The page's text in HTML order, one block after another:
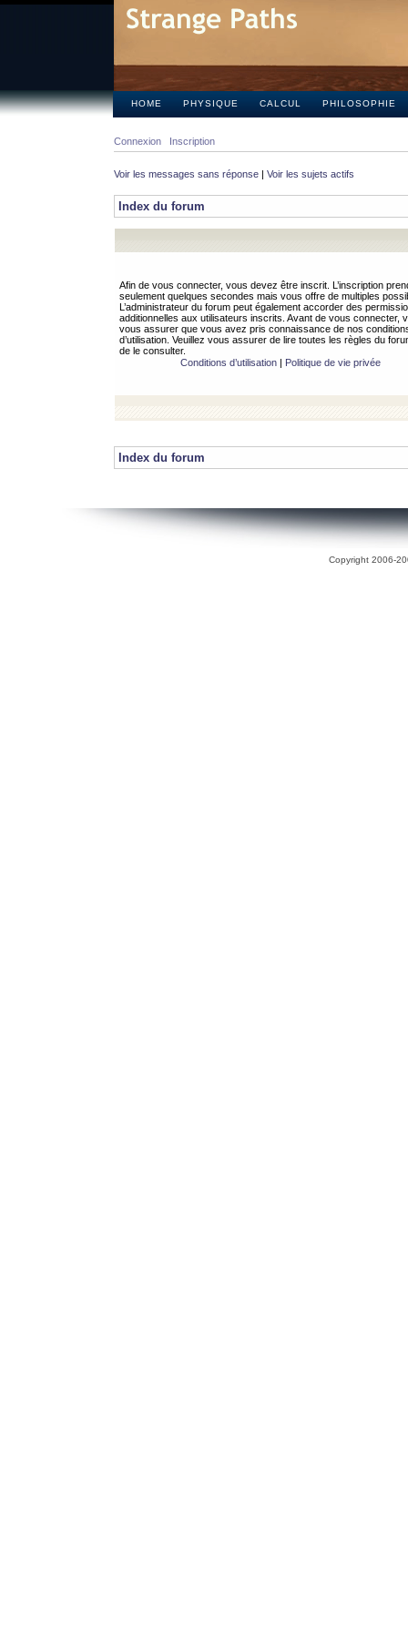
HOME PHYSIQUE CALCUL PHILOSOPHIE
Connexion Inscription
Voir les messages sans réponse | Voir les sujets actifs
Index du forum
Afin de vous connecter, vous devez être inscrit. L’inscription
seulement quelques secondes mais vous offre de multiples
L’administrateur du forum peut également accorder des
additionnelles aux utilisateurs inscrits. Avant de vous connecter,
vous assurer que vous avez pris connaissance de nos
d’utilisation. Veuillez vous assurer de lire toutes les règles du
de le consulter.
Conditions d’utilisation| Politique de vie privée
Index du forum
Copyright 2006-